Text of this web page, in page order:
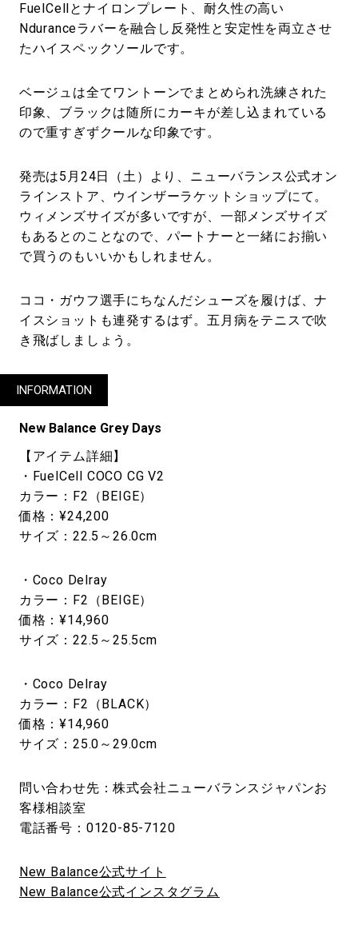
FuelCellとナイロンプレート、耐久性の高い
Nduranceラバーを融合し反発性と安定性を両立させ
たハイスペックソールです。
ベージュは全てワントーンでまとめられ洗練された
印象、ブラックは随所にカーキが差し込まれている
ので重すぎずクールな印象です。
発売は5月24日（土）より、ニューバランス公式オン
ラインストア、ウインザーラケットショップにて。
ウィメンズサイズが多いですが、一部メンズサイズ
もあるとのことなので、パートナーと一緒にお揃い
で買うのもいいかもしれません。
ココ・ガウフ選手にちなんだシューズを履けば、ナ
イスショットも連発するはず。五月病をテニスで吹
き飛ばしましょう。
INFORMATION
New Balance Grey Days
【アイテム詳細】
・FuelCell COCO CG V2
カラー：F2（BEIGE）
価格：¥24,200
サイズ：22.5～26.0cm
・Coco Delray
カラー：F2（BEIGE）
価格：¥14,960
サイズ：22.5～25.5cm
・Coco Delray
カラー：F2（BLACK）
価格：¥14,960
サイズ：25.0～29.0cm
問い合わせ先：株式会社ニューバランスジャパンお
客様相談室
電話番号：0120-85-7120
New Balance公式サイト
New Balance公式インスタグラム